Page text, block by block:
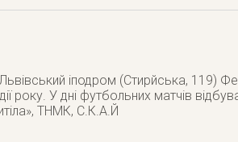
іподром (Стирйська, 119)
року. У дні футбольних матчів
ТНМК, С.К.А.Й